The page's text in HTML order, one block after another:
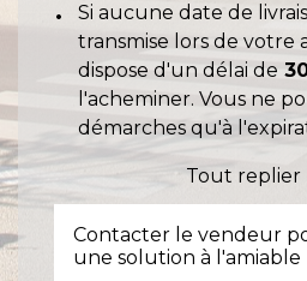
Si aucune date de
transmise lors de votre
dispose d'un délai de
l'acheminer. Vous ne
démarches qu'à
Tout replier
Contacter le vendeur
une solution à l'amiable